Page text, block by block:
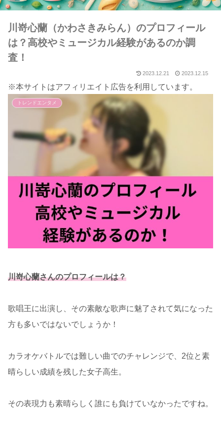
川嵜心蘭（かわさきみらん）のプロフィール
は？高校やミュージカル経験があるのか調
査！
2023.12.21 2023.12.15
※本サイトはアフィリエイト広告を利用しています。
トレンドエンタメ
川嵜心蘭さんのプロフィールは？
歌唱王に出演し、その素敵な歌声に魅了されて気になった
方も多いではないでしょうか！
カラオケバトルでは難しい曲でのチャレンジで、2位と素
晴らしい成績を残した女子高生。
その表現力も素晴らしく誰にも負けていなかったですね。